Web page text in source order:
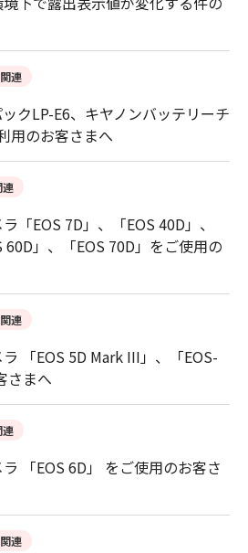
連
クLP-E6、キヤノンバッテリーチ
用のお客さまへ
連
「EOS 7D」、「EOS 40D」、
60D」、「EOS 70D」をご使用の
連
「EOS 5D Mark III」、「EOS-
さまへ
連
「EOS 6D」 をご使用のお客さ
連